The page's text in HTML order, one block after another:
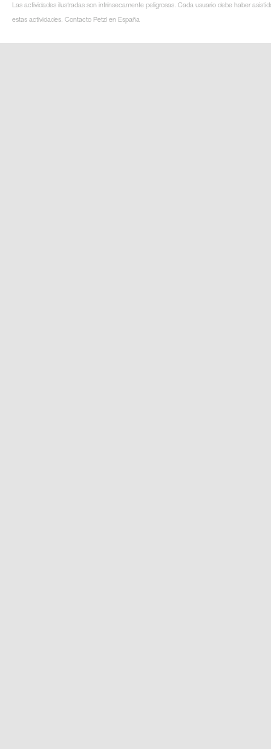
Las actividades ilustradas son intrínsecamente peligrosas. Cada usuario debe haber
estas actividades. Contacto Petzl en España